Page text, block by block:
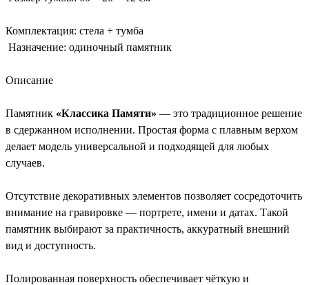
Комплектация: стела + тумба
Назначение: одиночный памятник
Описание
Памятник «Классика Памяти» — это традиционное решение
в сдержанном исполнении. Простая форма с плавным верхом
делает модель универсальной и подходящей для любых
случаев.
Отсутствие декоративных элементов позволяет сосредоточить
внимание на гравировке — портрете, имени и датах. Такой
памятник выбирают за практичность, аккуратный внешний
вид и доступность.
Полированная поверхность обеспечивает чёткую и